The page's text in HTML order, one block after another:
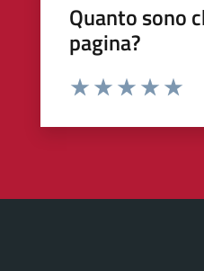
Quanto sono
pagina?
Valuta da 1 a 5 stelle la